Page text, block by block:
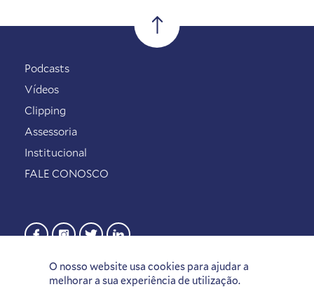
O nosso website usa cookies para ajudar a
melhorar a sua experiência de utilização.
Podcasts
Vídeos
Clipping
Assessoria
Institucional
FALE CONOSCO